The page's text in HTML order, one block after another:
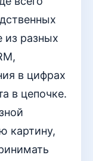
из разных
в цифрах
в цепочке.
картину,